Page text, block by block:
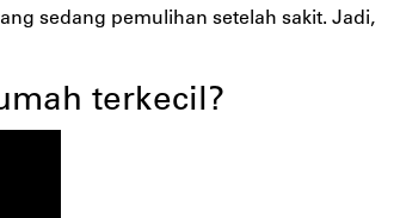
sedang pemulihan setelah sakit. Jadi,
terkecil?